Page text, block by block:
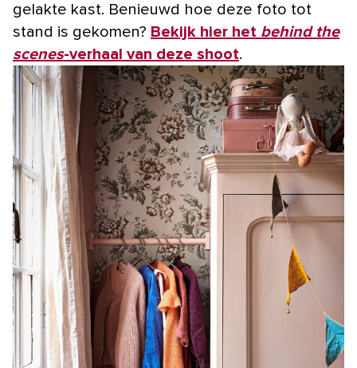
gelakte kast. Benieuwd hoe deze foto tot
stand is gekomen? Bekijk hier het behind the
scenes-verhaal van deze shoot.